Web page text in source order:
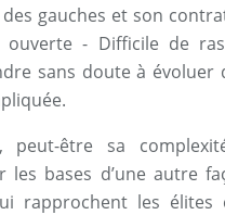
des gauches et son
- Difficile de
sans doute à
peut-être sa
les bases d’une autre
rapprochent les